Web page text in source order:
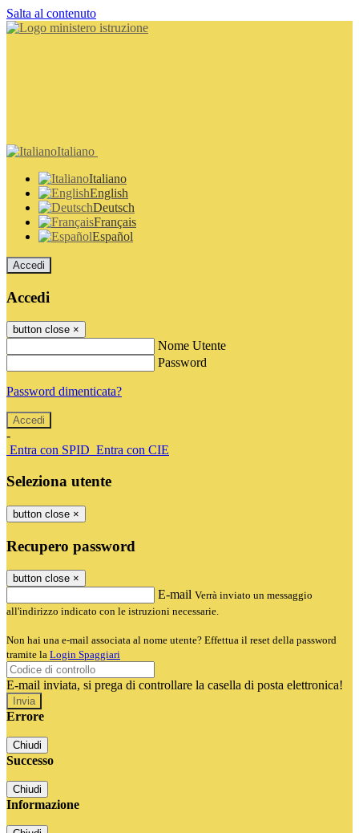
Salta al contenuto
Italiano
Italiano
English
Deutsch
Français
Español
Accedi
Accedi
button close ×
Nome Utente
Password
Password dimenticata?
-
Entra con SPID Entra con CIE
Seleziona utente
button close ×
Recupero password
button close ×
E-mail Verrà inviato un messaggio
all'indirizzo indicato con le istruzioni necessarie.
Non hai una e-mail associata al nome utente? Effettua il reset della password
tramite la Login Spaggiari
E-mail inviata, si prega di controllare la casella di posta elettronica!
Errore
Chiudi
Successo
Chiudi
Informazione